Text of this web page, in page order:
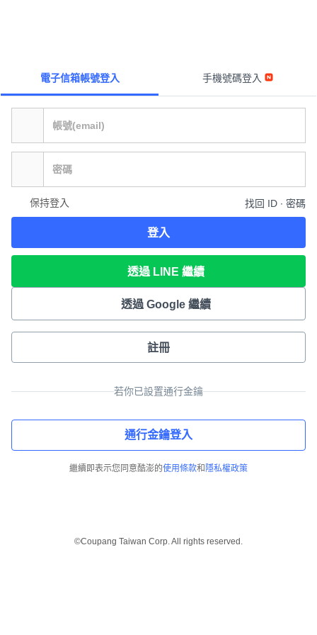
電子信箱帳號登入 手機號碼登入
保持登入 找回 ID ∙ 密碼
登入
透過 LINE 繼續
透過 Google 繼續
註冊
若你已設置通行金鑰
通行金鑰登入
繼續即表示您同意酷澎的使用條款和 隱私權政策
©Coupang Taiwan Corp. All rights reserved.